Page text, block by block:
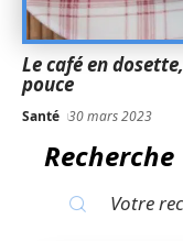
Le café en
pouce
Santé 30 mars 2023
Recherche